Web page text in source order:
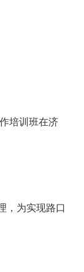
培训班在济
，为实现路口